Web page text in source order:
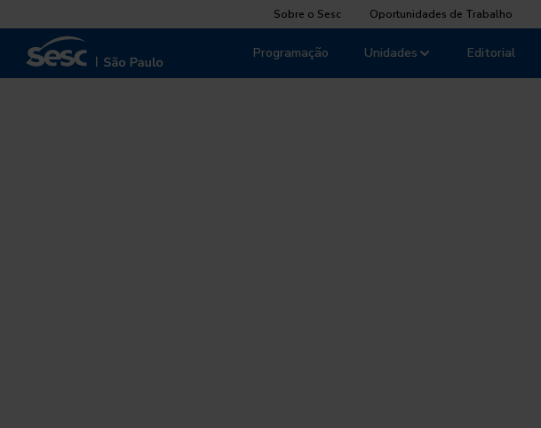
Sobre o Sesc Oportunidades de Trabalho
Unidades
Programação Editorial